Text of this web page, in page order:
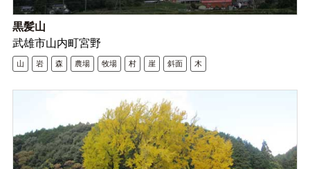
黒髪山
武雄市山内町宮野
山 岩 森 農場 牧場 村 崖 斜面 木